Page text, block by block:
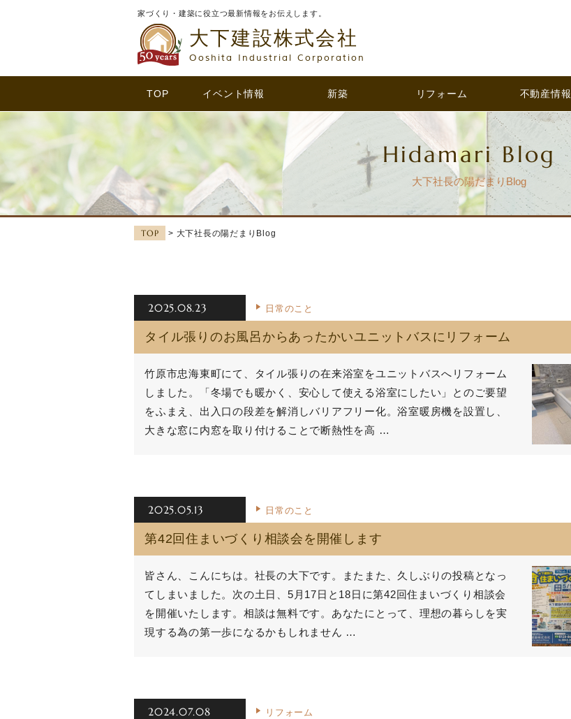
家づくり・建築に役立つ最新情報をお伝えします。
大下建設株式会社
Ooshita Industrial Corporation
TOP イベント情報 新築 リフォーム 不動産情報
Hidamari Blog
大下社長の陽だまりBlog
TOP > 大下社長の陽だまりBlog
2025.08.23 日常のこと
タイル張りのお風呂からあったかいユニットバスにリフォーム
竹原市忠海東町にて、タイル張りの在来浴室をユニットバスへリフォーム
しました。「冬場でも暖かく、安心して使える浴室にしたい」とのご要望
をふまえ、出入口の段差を解消しバリアフリー化。浴室暖房機を設置し、
大きな窓に内窓を取り付けることで断熱性を高 …
2025.05.13 日常のこと
第42回住まいづくり相談会を開催します
皆さん、こんにちは。社長の大下です。またまた、久しぶりの投稿となっ
てしまいました。次の土日、5月17日と18日に第42回住まいづくり相談会
を開催いたします。相談は無料です。あなたにとって、理想の暮らしを実
現する為の第一歩になるかもしれません …
2024.07.08 リフォーム